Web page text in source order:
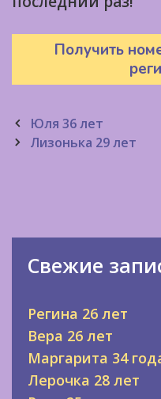
Получить
Post
navigation
Юля 36 лет
Лизонька 29 лет
Свежие
Регина 26 лет
Вера 26 лет
Маргарита 34
Лерочка 28 лет